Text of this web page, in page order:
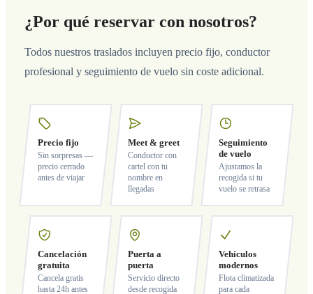
¿Por qué reservar con nosotros?
Todos nuestros traslados incluyen precio fijo, conductor
profesional y seguimiento de vuelo sin coste adicional.
Precio fijo
Sin sorpresas —
precio cerrado
antes de viajar
Meet & greet
Conductor con
cartel con tu
nombre en
llegadas
Seguimiento
de vuelo
Ajustamos la
recogida si tu
vuelo se retrasa
Cancelación
gratuita
Cancela gratis
hasta 24h antes
Puerta a
puerta
Servicio directo
desde recogida
Vehículos
modernos
Flota climatizada
para cada